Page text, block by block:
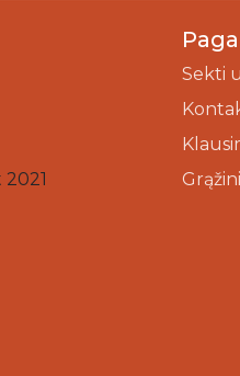
Sekti